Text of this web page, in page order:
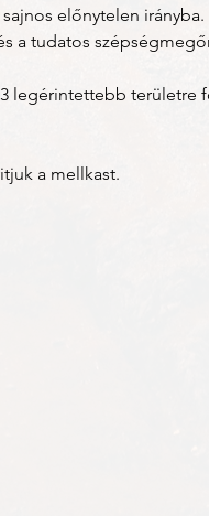
előnytelen irányba.
a tudatos
legérintettebb területre
a mellkast.